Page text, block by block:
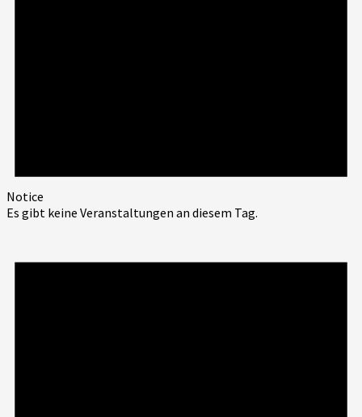
Notice
Es gibt keine Veranstaltungen an diesem Tag.